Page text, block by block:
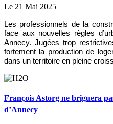
Le 21 Mai 2025
Les professionnels de la
face aux nouvelles règles
Annecy. Jugées trop
fortement la production de
dans un territoire en pleine
François Astorg ne briguera
d’Annecy